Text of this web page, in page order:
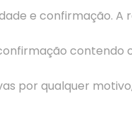
e confirmação.
contendo
por qualquer